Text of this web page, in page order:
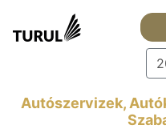
Autószervizek,